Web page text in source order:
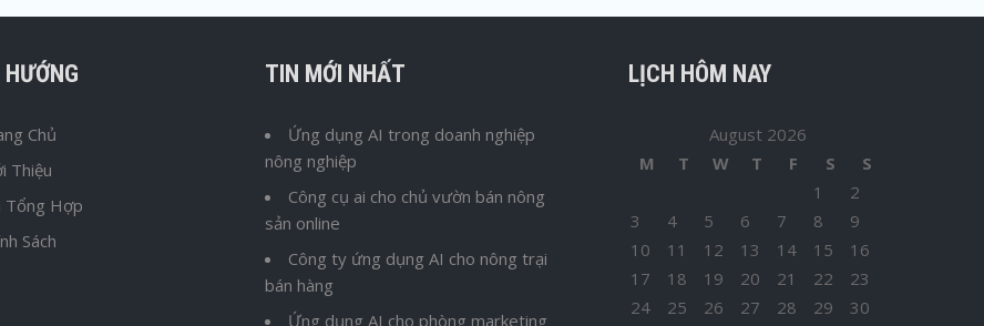
Chủ
Thiệu
Tổng Hợp
Sách
TIN MỚI NHẤT
Ứng dụng AI trong doanh nghiệp
nông nghiệp
Công cụ ai cho chủ vườn bán nông
sản online
Công ty ứng dụng AI cho nông trại
bán hàng
Ứng dụng AI cho phòng marketing
LỊCH HÔM NAY
August 2026
M
T W T F S
S
1
2
3
4 5 6 7 8
9
10
11 12 13 14 15
16
17
18 19 20 21 22
23
24
25 26 27 28 29
30